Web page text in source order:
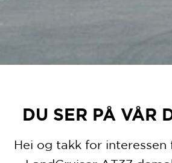
DU SER PÅ VÅR
Hei og takk for